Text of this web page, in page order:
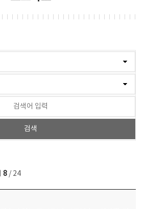
8/ 24